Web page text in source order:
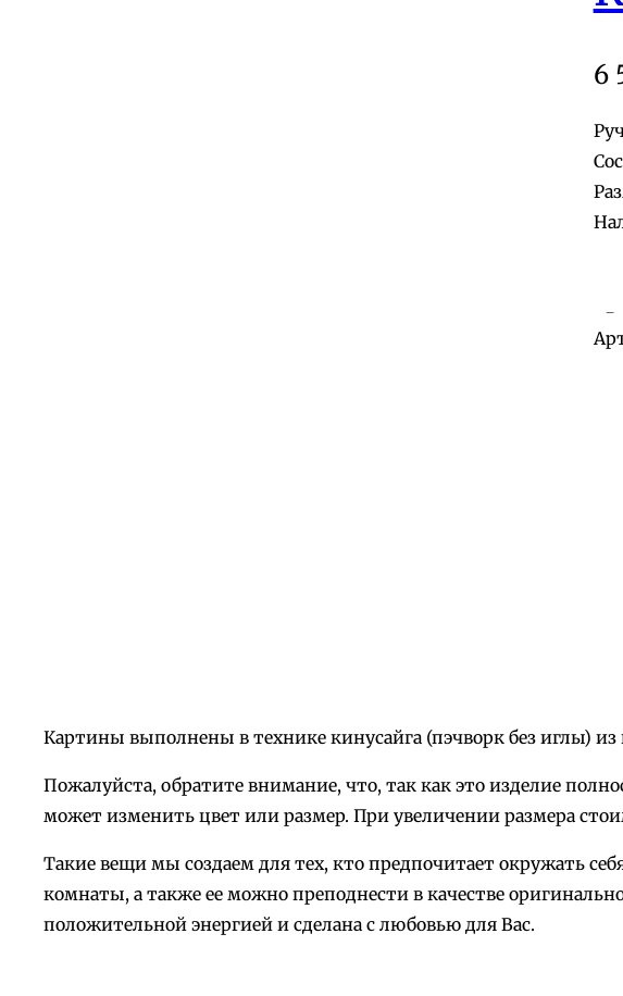
6
о
р
р
т
−
Картины выполнены в технике кинусайга (пэчворк без иглы)
Пожалуйста, обратите внимание, что, так как это изделие
может изменить цвет или размер. При увеличении размера
Такие вещи мы создаем для тех, кто предпочитает окружать
комнаты, а также ее можно преподнести в качестве
положительной энергией и сделана с любовью для Вас.